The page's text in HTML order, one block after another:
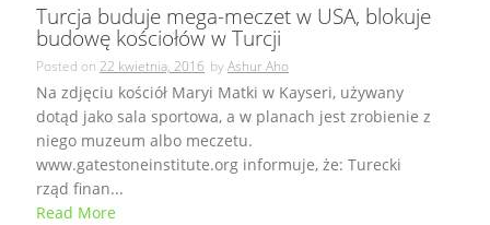
Turcja buduje mega-meczet w USA, blokuje
budowę kościołów w Turcji
Posted on 22 kwietnia, 2016 byAshur Aho
Na zdjęciu kościół Maryi Matki w Kayseri, używany
dotąd jako sala sportowa, a w planach jest zrobienie z
niego muzeum albo meczetu.
www.gatestoneinstitute.org informuje, że: Turecki
rząd finan...
Read More